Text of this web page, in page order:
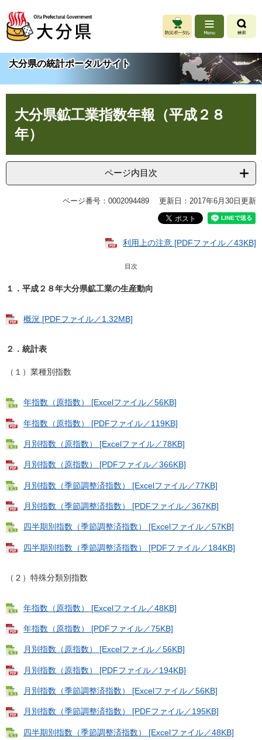
ジ
先
頭
す
ュ
を
飛
し
大分県の統計ポータルサイト
大分県鉱工業指数年報（平成２８
年）
ページ内目次
ページ番号：0002094489 更新日：2017年6月30日更新
利用上の注意 [PDFファイル／43KB]
目次
１．平成２８年大分県鉱工業の生産動向
概況 [PDFファイル／1.32MB]
２．統計表
（１）業種別指数
年指数（原指数） [Excelファイル／56KB]
年指数（原指数） [PDFファイル／119KB]
月別指数（原指数） [Excelファイル／78KB]
月別指数（原指数） [PDFファイル／366KB]
月別指数（季節調整済指数） [Excelファイル／77KB]
月別指数（季節調整済指数） [PDFファイル／367KB]
四半期別指数（季節調整済指数） [Excelファイル／57KB]
四半期別指数（季節調整済指数） [PDFファイル／184KB]
（２）特殊分類別指数
年指数（原指数） [Excelファイル／48KB]
年指数（原指数） [PDFファイル／75KB]
月別指数（原指数） [Excelファイル／56KB]
月別指数（原指数） [PDFファイル／194KB]
月別指数（季節調整済指数） [Excelファイル／56KB]
月別指数（季節調整済指数） [PDFファイル／195KB]
四半期別指数（季節調整済指数） [Excelファイル／48KB]